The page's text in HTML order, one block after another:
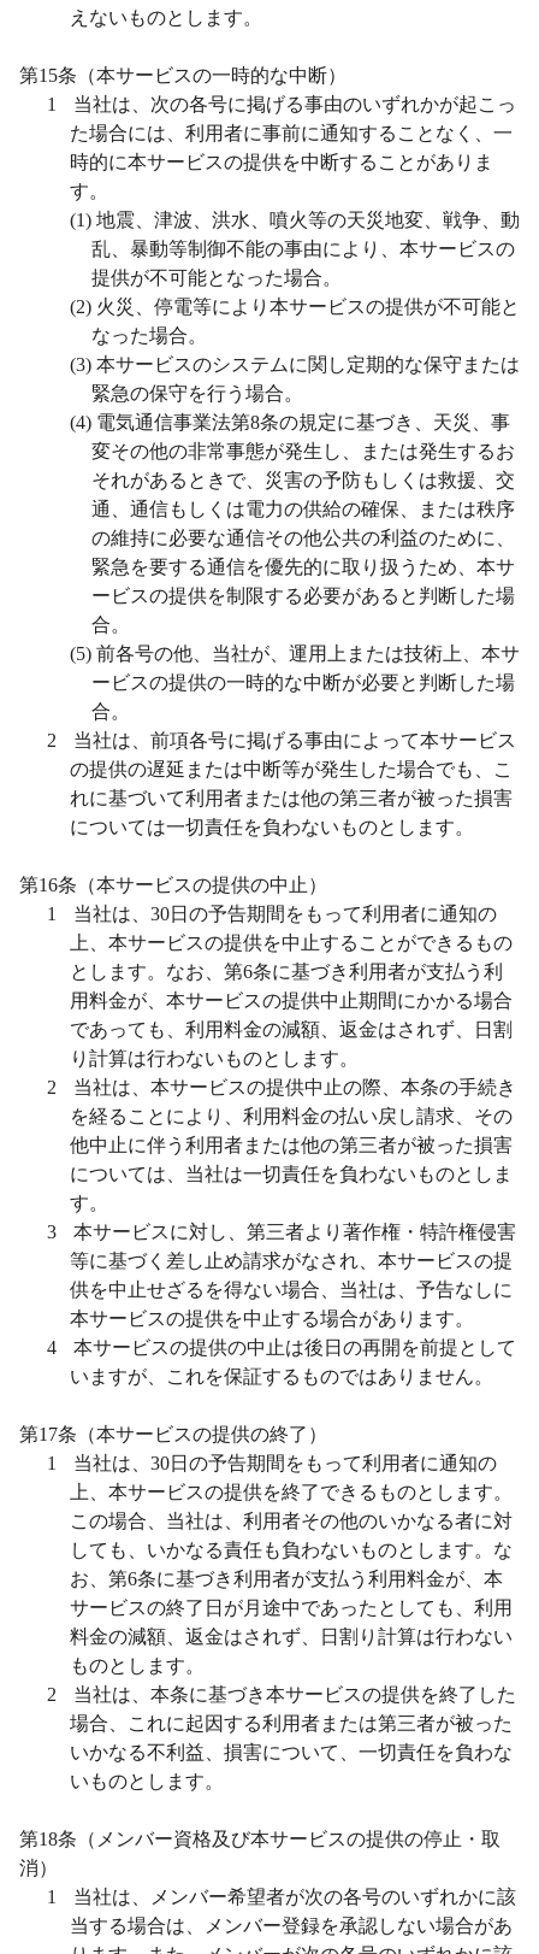
えないものとします。
第15条（本サービスの一時的な中断）
1
当社は、次の各号に掲げる事由のいずれかが起こっ
た場合には、利用者に事前に通知することなく、一
時的に本サービスの提供を中断することがありま
す。
(1) 地震、津波、洪水、噴火等の天災地変、戦争、動
乱、暴動等制御不能の事由により、本サービスの
提供が不可能となった場合。
(2) 火災、停電等により本サービスの提供が不可能と
なった場合。
(3) 本サービスのシステムに関し定期的な保守または
緊急の保守を行う場合。
(4) 電気通信事業法第8条の規定に基づき、天災、事
変その他の非常事態が発生し、または発生するお
それがあるときで、災害の予防もしくは救援、交
通、通信もしくは電力の供給の確保、または秩序
の維持に必要な通信その他公共の利益のために、
緊急を要する通信を優先的に取り扱うため、本サ
ービスの提供を制限する必要があると判断した場
合。
(5) 前各号の他、当社が、運用上または技術上、本サ
ービスの提供の一時的な中断が必要と判断した場
合。
2
当社は、前項各号に掲げる事由によって本サービス
の提供の遅延または中断等が発生した場合でも、こ
れに基づいて利用者または他の第三者が被った損害
については一切責任を負わないものとします。
第16条（本サービスの提供の中止）
1
当社は、 30日の予告期間をもって利用者に通知の
上、本サービスの提供を中止することができるもの
とします。なお、第6条に基づき利用者が支払う利
用料金が、本サービスの提供中止期間にかかる場合
であっても、利用料金の減額、返金はされず、日割
り計算は行わないものとします。
2
当社は、本サービスの提供中止の際、本条の手続き
を経ることにより、利用料金の払い戻し請求、その
他中止に伴う利用者または他の第三者が被った損害
については、当社は一切責任を負わないものとしま
す。
3
本サービスに対し、第三者より著作権・特許権侵害
等に基づく差し止め請求がなされ、本サービスの提
供を中止せざるを得ない場合、当社は、予告なしに
本サービスの提供を中止する場合があります。
4
本サービスの提供の中止は後日の再開を前提として
いますが、これを保証するものではありません。
第17条（本サービスの提供の終了）
1
当社は、 30日の予告期間をもって利用者に通知の
上、本サービスの提供を終了できるものとします。
この場合、当社は、利用者その他のいかなる者に対
しても、いかなる責任も負わないものとします。な
お、第6条に基づき利用者が支払う利用料金が、本
サービスの終了日が月途中であったとしても、利用
料金の減額、返金はされず、日割り計算は行わない
ものとします。
2
当社は、本条に基づき本サービスの提供を終了した
場合、これに起因する利用者または第三者が被った
いかなる不利益、損害について、一切責任を負わな
いものとします。
第18条（メンバー資格及び本サービスの提供の停止・取
消）
1
当社は、メンバー希望者が次の各号のいずれかに該
当する場合は、メンバー登録を承認しない場合があ